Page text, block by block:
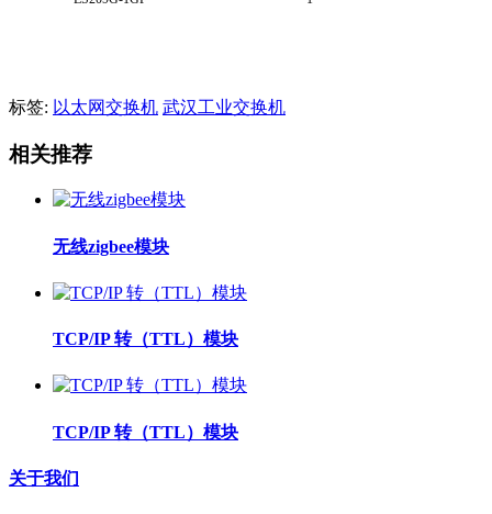
标签: 以太网交换机 武汉工业交换机
相关推荐
无线zigbee模块
TCP/IP 转（TTL）模块
TCP/IP 转（TTL）模块
关于我们